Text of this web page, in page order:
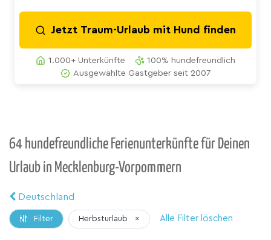
Jetzt Traum-Urlaub mit Hund finden
1.000+ Unterkünfte
100% hundefreundlich
Ausgewählte Gastgeber seit 2007
64 hundefreundliche Ferienunterkünfte für Deinen
Urlaub in Mecklenburg-Vorpommern
Deutschland
Filter Herbsturlaub × Alle Filter löschen